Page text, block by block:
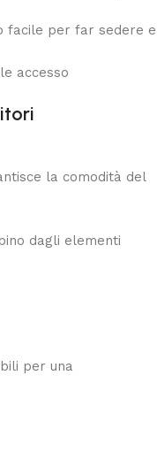
facile per far sedere e
accesso
la comodità del
dagli elementi
per una